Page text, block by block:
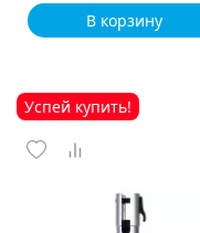
В корзину
Успей купить!